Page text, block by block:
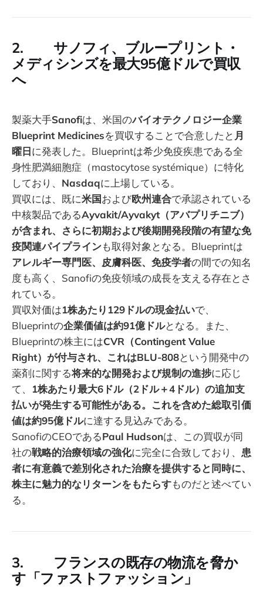
2. サノフィ、ブループリント・
メディシンズを最大95億ドルで買収
へ
製薬大手Sanofiは、米国のバイオテクノロジー企業
Blueprint Medicinesを買収することで合意したと 月
曜日に発表した。Blueprintは希少免疫疾患である全
身性肥満細胞症（mastocytose systémique）に特化
しており、 Nasdaqに上場している。
買収には、既に米国および欧州連合で承認されている
中核製品であるAyvakit/Ayvakyt（アバプリチニブ）
が含まれ、さらに初期および後期開発段階の有望な免
疫関連パイプラインも取得対象となる。Blueprintは
アレルギー専門医、皮膚科医、免疫学者の間での知名
度も高く、Sanofiの免疫領域の成長を支える存在とさ
れている。
買収対価は1株あたり129ドルの現金払いで、
Blueprintの企業価値は約91億ドルとなる。また、
Blueprintの株主にはCVR（Contingent Value
Right）が付与され、これはBLU-808という開発中の
薬剤に関する将来的な開発および規制の進捗に応じ
て、 1株あたり最大6ドル（2ドル＋4ドル）の追加支
払いが発生する可能性がある。これを含めた総取引価
値は約95億ドルに達する見込みである。
SanofiのCEOであるPaul Hudsonは、この買収が同
社の戦略的治療領域の強化に完全に合致しており、 患
者に有意義で差別化された治療を提供すると同時に、
株主に魅力的なリターンをもたらすものだと述べてい
る。
3. フランスの既存の物流を脅か
す「ファストファッション」